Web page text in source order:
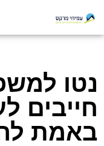
נטו
חייבים
באמת